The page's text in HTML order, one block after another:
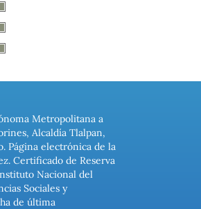
Metropolitana a
Alcaldía Tlalpan,
Página electrónica de la
Certificado de Reserva
Nacional del
Sociales y
de última